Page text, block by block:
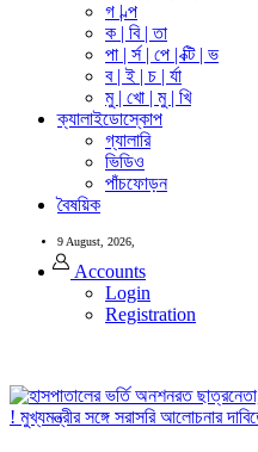
গ | ল্প
ক | বি | তা
পা | র্স | পে | ক্টি | ভ
ব | ই | চ | র্যা
মু | খো | মু | খি
ক্যালাইডোস্কোপ
গ্যালারি
ভিডিও
পাঁচফোড়ন
বৈষয়িক
9 August, 2026,
Accounts
Login
Registration